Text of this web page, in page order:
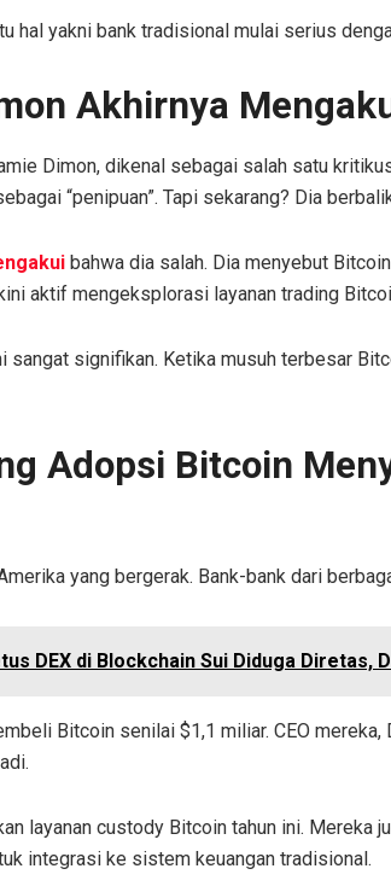
hal yakni bank tradisional mulai serius
Akhirnya
Dimon, dikenal sebagai salah satu
“penipuan”. Tapi sekarang? Dia
bahwa dia salah. Dia menyebut
aktif mengeksplorasi layanan trading
sangat signifikan. Ketika musuh terbesar
Adopsi Bitcoin
yang bergerak. Bank-bank dari
DEX di Blockchain Sui Diduga Diretas,
Bitcoin senilai $1,1 miliar. CEO
layanan custody Bitcoin tahun ini. Mereka
integrasi ke sistem keuangan tradisional.